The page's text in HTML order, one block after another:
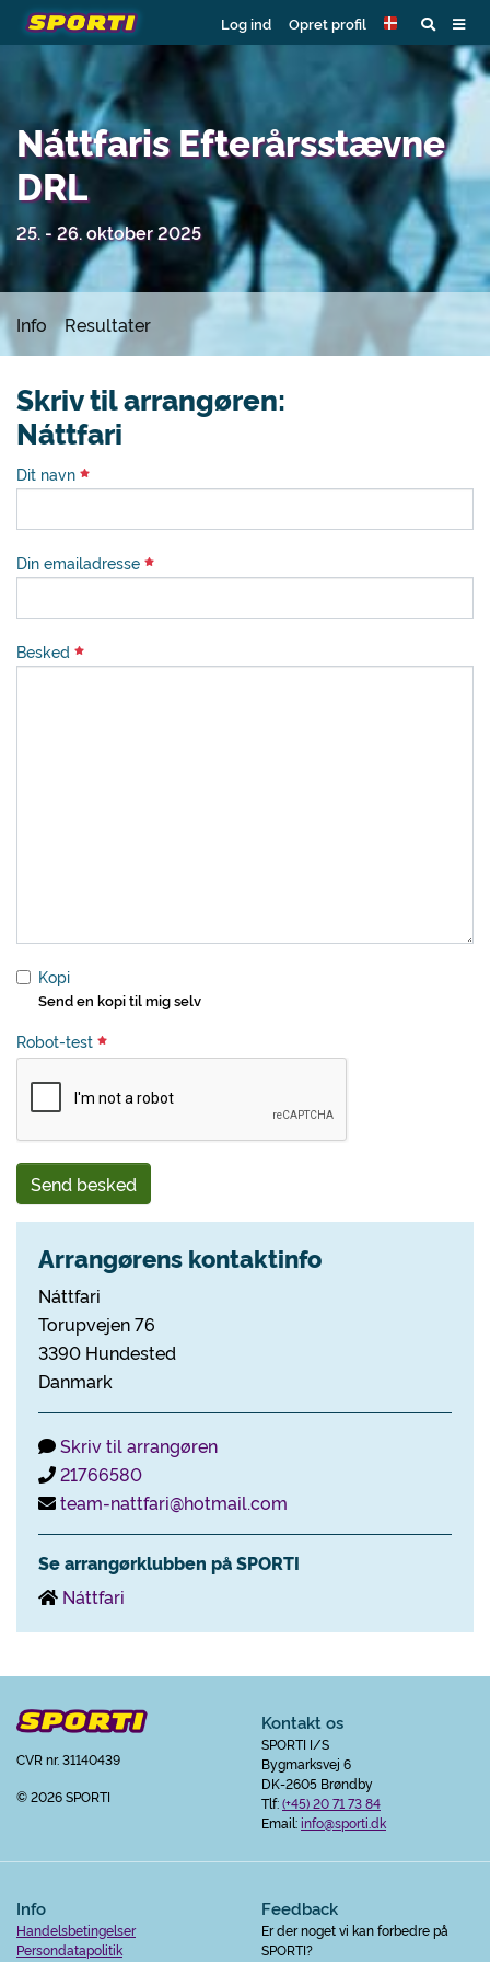
Log ind Opret profil
Náttfaris Efterårsstævne
DRL
25. - 26. oktober 2025
Info Resultater
Skriv til arrangøren:
Náttfari
Dit navn
Din emailadresse
Besked
Kopi
Send en kopi til mig selv
Robot-test
Send besked
Arrangørens kontaktinfo
Náttfari
Torupvejen 76
3390 Hundested
Danmark
Skriv til arrangøren
21766580
team-nattfari@hotmail.com
Se arrangørklubben på SPORTI
Náttfari
CVR nr. 31140439
© 2026 SPORTI
Kontakt os
SPORTI I/S
Bygmarksvej 6
DK-2605 Brøndby
Tlf:(+45) 20 71 73 84
Email:info@sporti.dk
Info
Handelsbetingelser
Persondatapolitik
Feedback
Er der noget vi kan forbedre på
SPORTI?